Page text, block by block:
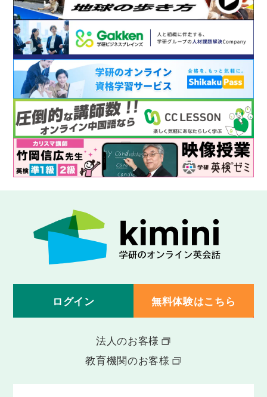
ログイン 無料体験はこちら
法人のお客様
教育機関のお客様